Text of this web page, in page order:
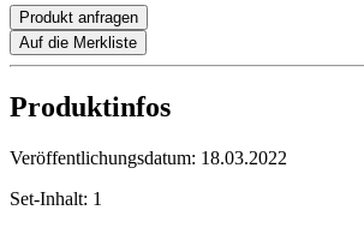
Produkt anfragen
Auf die Merkliste
Produktinfos
Veröffentlichungsdatum: 18.03.2022
Set-Inhalt: 1